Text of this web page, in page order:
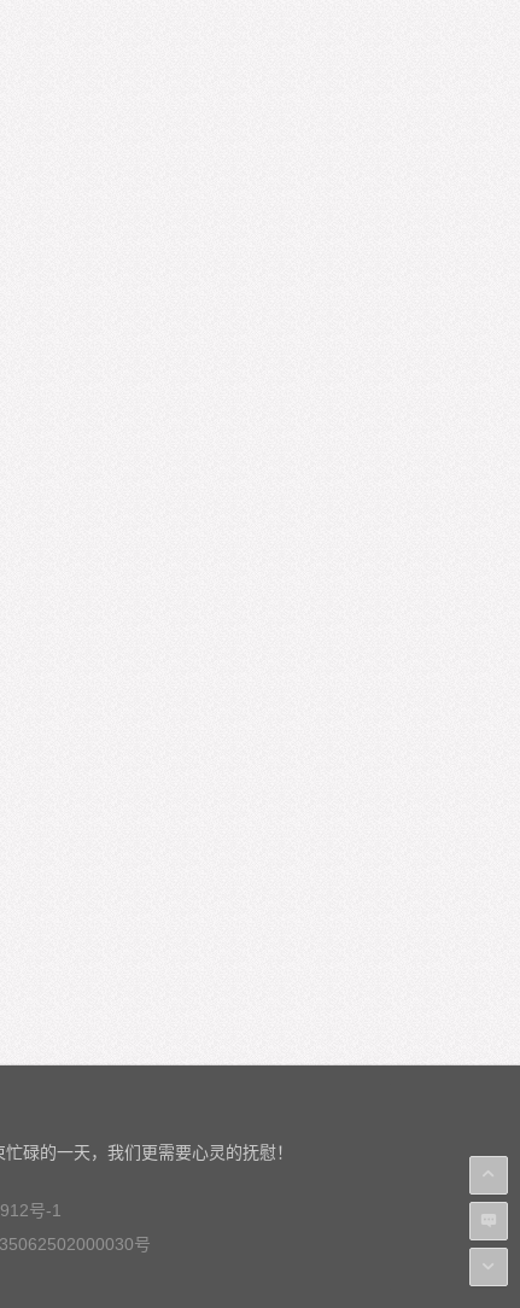
碌的一天，我们更需要心灵的抚慰！
号-1
号